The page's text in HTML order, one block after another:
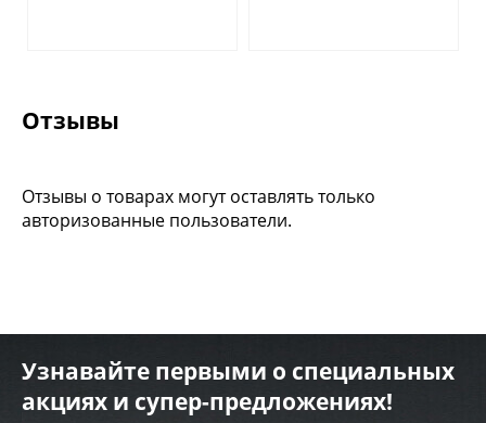
Отзывы
Отзывы о товарах могут оставлять только
авторизованные пользователи.
Узнавайте первыми о специальных
акциях и супер-предложениях!